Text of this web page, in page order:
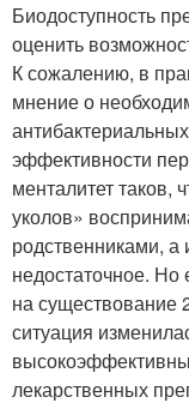
Биодоступность
оценить
К сожалению, в
мнение о
эффективности
менталитет таков,
уколов»
родственниками, а
недостаточное.
на существование
ситуация
лекарственных